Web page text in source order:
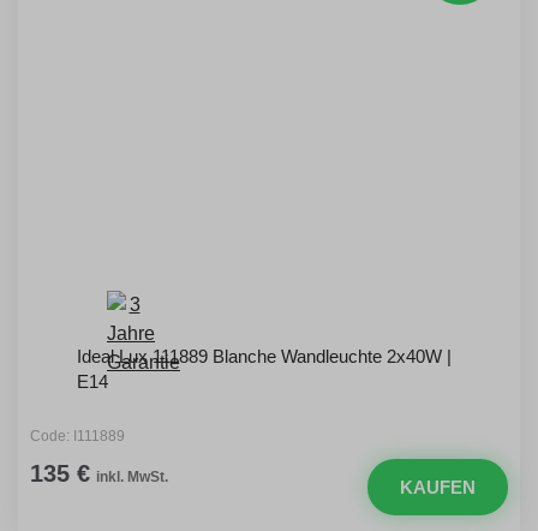
Ideal Lux 111889 Blanche Wandleuchte 2x40W |
E14
Code: I111889
135 € inkl. MwSt. KAUFEN